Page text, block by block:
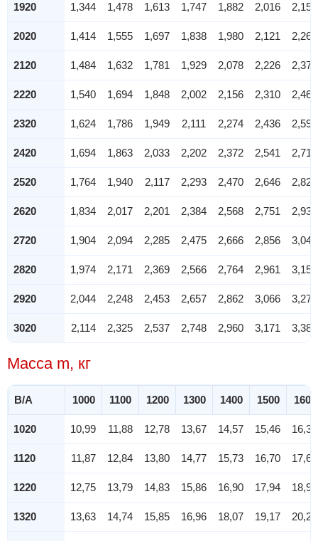
1920 1,344 1,478 1,613 1,747 1,882 2,016 2,150
2020 1,414 1,555 1,697 1,838 1,980 2,121 2,262
2120 1,484 1,632 1,781 1,929 2,078 2,226 2,374
2220 1,540 1,694 1,848 2,002 2,156 2,310 2,464
2320 1,624 1,786 1,949 2,111 2,274 2,436 2,598
2420 1,694 1,863 2,033 2,202 2,372 2,541 2,710
2520 1,764 1,940 2,117 2,293 2,470 2,646 2,822
2620 1,834 2,017 2,201 2,384 2,568 2,751 2,934
2720 1,904 2,094 2,285 2,475 2,666 2,856 3,046
2820 1,974 2,171 2,369 2,566 2,764 2,961 3,158
2920 2,044 2,248 2,453 2,657 2,862 3,066 3,270
3020 2,114 2,325 2,537 2,748 2,960 3,171 3,382
Масса m, кг
B/A 1000 1100 1200 1300 1400 1500 1600
1020 10,99 11,88 12,78 13,67 14,57 15,46 16,36
1120 11,87 12,84 13,80 14,77 15,73 16,70 17,67
1220 12,75 13,79 14,83 15,86 16,90 17,94 18,97
1320 13,63 14,74 15,85 16,96 18,07 19,17 20,28